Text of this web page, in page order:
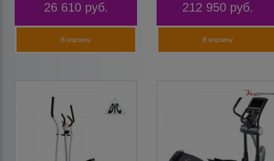
26 610 руб.
В корзину
212 950 руб.
В корзину